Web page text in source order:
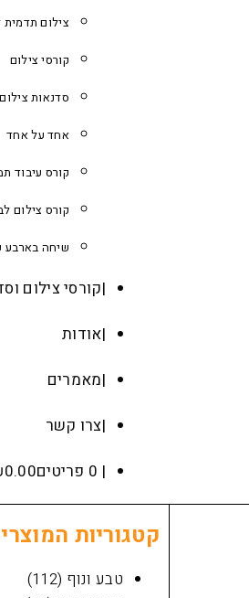
צילום
קורסי צילום
סדנאות צילום
אחד על אחד
קורס עיבוד
קורס צילום
שיחה בארבע
קורסי צילום
אודות
מאמרים
צרו קשר
0 פריטים
0.00
קטגוריות
טבע ונוף (112)